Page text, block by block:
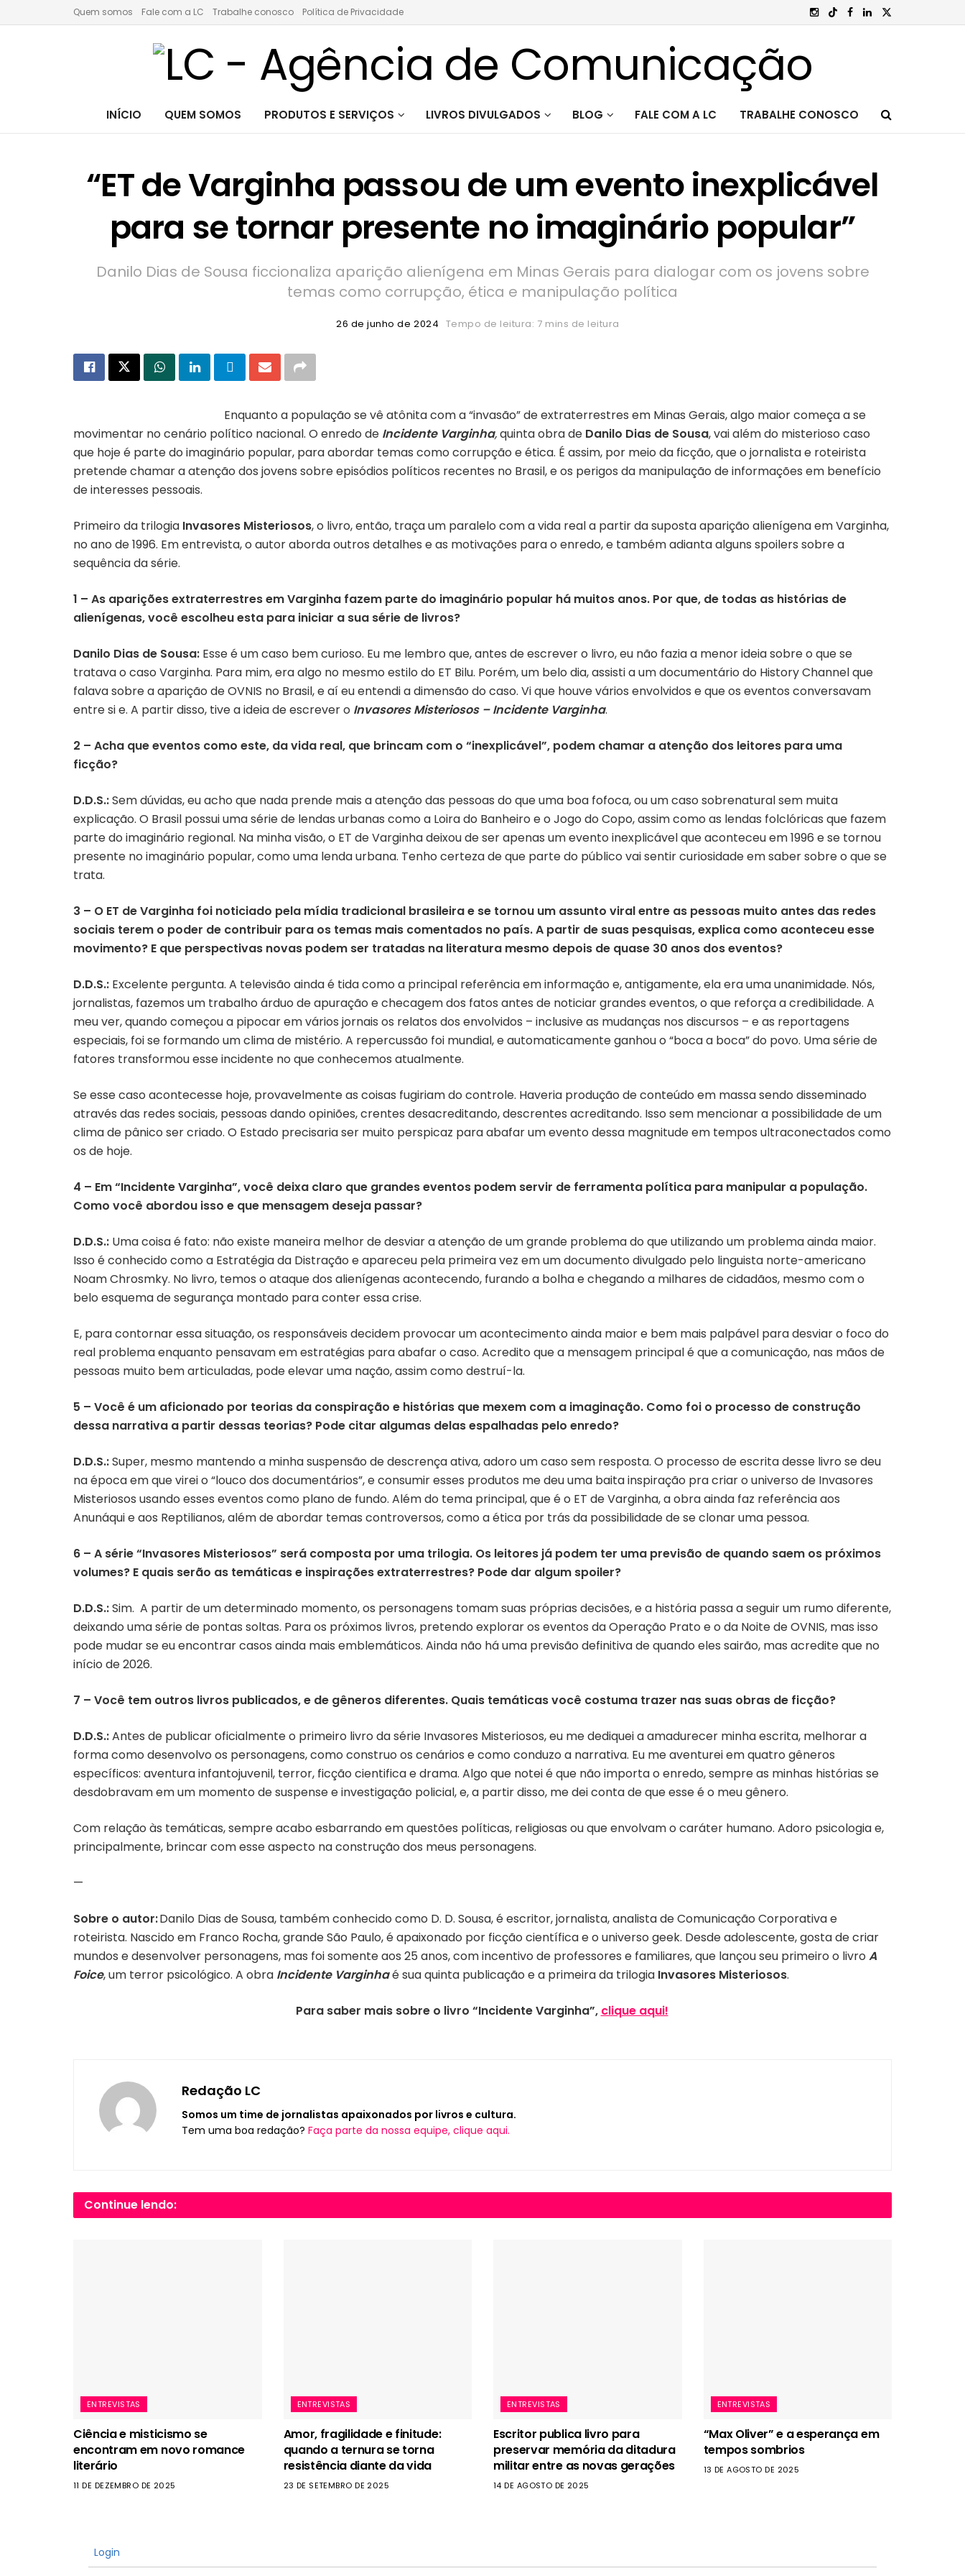
Quem somos Fale com a LC Trabalhe conosco Política de Privacidade
INÍCIO QUEM SOMOS PRODUTOS E SERVIÇOS LIVROS DIVULGADOS BLOG FALE COM A LC TRABALHE CONOSCO
“ET de Varginha passou de um evento inexplicável
para se tornar presente no imaginário popular”
Danilo Dias de Sousa ficcionaliza aparição alienígena em Minas Gerais para dialogar com os jovens sobre
temas como corrupção, ética e manipulação política
26 de junho de 2024 Tempo de leitura: 7 mins de leitura
Enquanto a população se vê atônita com a “invasão” de extraterrestres em Minas Gerais, algo maior começa a se
movimentar no cenário político nacional. O enredo de Incidente Varginha,quinta obra de Danilo Dias de Sousa, vai além do misterioso caso
que hoje é parte do imaginário popular, para abordar temas como corrupção e ética. É assim, por meio da ficção, que o jornalista e roteirista
pretende chamar a atenção dos jovens sobre episódios políticos recentes no Brasil, e os perigos da manipulação de informações em benefício
de interesses pessoais.
Primeiro da trilogia Invasores Misteriosos, o livro, então, traça um paralelo com a vida real a partir da suposta aparição alienígena em Varginha,
no ano de 1996. Em entrevista, o autor aborda outros detalhes e as motivações para o enredo, e também adianta alguns spoilers sobre a
sequência da série.
1 – As aparições extraterrestres em Varginha fazem parte do imaginário popular há muitos anos. Por que, de todas as histórias de
alienígenas, você escolheu esta para iniciar a sua série de livros?
Danilo Dias de Sousa: Esse é um caso bem curioso. Eu me lembro que, antes de escrever o livro, eu não fazia a menor ideia sobre o que se
tratava o caso Varginha. Para mim, era algo no mesmo estilo do ET Bilu. Porém, um belo dia, assisti a um documentário do History Channel que
falava sobre a aparição de OVNIS no Brasil, e aí eu entendi a dimensão do caso. Vi que houve vários envolvidos e que os eventos conversavam
entre si e. A partir disso, tive a ideia de escrever o Invasores Misteriosos – Incidente Varginha.
2 – Acha que eventos como este, da vida real, que brincam com o “inexplicável”, podem chamar a atenção dos leitores para uma
ficção?
D.D.S.:Sem dúvidas, eu acho que nada prende mais a atenção das pessoas do que uma boa fofoca, ou um caso sobrenatural sem muita
explicação. O Brasil possui uma série de lendas urbanas como a Loira do Banheiro e o Jogo do Copo, assim como as lendas folclóricas que fazem
parte do imaginário regional. Na minha visão, o ET de Varginha deixou de ser apenas um evento inexplicável que aconteceu em 1996 e se tornou
presente no imaginário popular, como uma lenda urbana. Tenho certeza de que parte do público vai sentir curiosidade em saber sobre o que se
trata.
3 – O ET de Varginha foi noticiado pela mídia tradicional brasileira e se tornou um assunto viral entre as pessoas muito antes das redes
sociais terem o poder de contribuir para os temas mais comentados no país. A partir de suas pesquisas, explica como aconteceu esse
movimento? E que perspectivas novas podem ser tratadas na literatura mesmo depois de quase 30 anos dos eventos?
D.D.S.: Excelente pergunta. A televisão ainda é tida como a principal referência em informação e, antigamente, ela era uma unanimidade. Nós,
jornalistas, fazemos um trabalho árduo de apuração e checagem dos fatos antes de noticiar grandes eventos, o que reforça a credibilidade. A
meu ver, quando começou a pipocar em vários jornais os relatos dos envolvidos – inclusive as mudanças nos discursos – e as reportagens
especiais, foi se formando um clima de mistério. A repercussão foi mundial, e automaticamente ganhou o “boca a boca” do povo. Uma série de
fatores transformou esse incidente no que conhecemos atualmente.
Se esse caso acontecesse hoje, provavelmente as coisas fugiriam do controle. Haveria produção de conteúdo em massa sendo disseminado
através das redes sociais, pessoas dando opiniões, crentes desacreditando, descrentes acreditando. Isso sem mencionar a possibilidade de um
clima de pânico ser criado. O Estado precisaria ser muito perspicaz para abafar um evento dessa magnitude em tempos ultraconectados como
os de hoje.
4 – Em “Incidente Varginha”, você deixa claro que grandes eventos podem servir de ferramenta política para manipular a população.
Como você abordou isso e que mensagem deseja passar?
D.D.S.: Uma coisa é fato: não existe maneira melhor de desviar a atenção de um grande problema do que utilizando um problema ainda maior.
Isso é conhecido como a Estratégia da Distração e apareceu pela primeira vez em um documento divulgado pelo linguista norte-americano
Noam Chrosmky. No livro, temos o ataque dos alienígenas acontecendo, furando a bolha e chegando a milhares de cidadãos, mesmo com o
belo esquema de segurança montado para conter essa crise.
E, para contornar essa situação, os responsáveis decidem provocar um acontecimento ainda maior e bem mais palpável para desviar o foco do
real problema enquanto pensavam em estratégias para abafar o caso. Acredito que a mensagem principal é que a comunicação, nas mãos de
pessoas muito bem articuladas, pode elevar uma nação, assim como destruí-la.
5 – Você é um aficionado por teorias da conspiração e histórias que mexem com a imaginação. Como foi o processo de construção
dessa narrativa a partir dessas teorias? Pode citar algumas delas espalhadas pelo enredo?
D.D.S.:Super, mesmo mantendo a minha suspensão de descrença ativa, adoro um caso sem resposta. O processo de escrita desse livro se deu
na época em que virei o “louco dos documentários”, e consumir esses produtos me deu uma baita inspiração pra criar o universo de Invasores
Misteriosos usando esses eventos como plano de fundo. Além do tema principal, que é o ET de Varginha, a obra ainda faz referência aos
Anunáqui e aos Reptilianos, além de abordar temas controversos, como a ética por trás da possibilidade de se clonar uma pessoa.
6 – A série “Invasores Misteriosos” será composta por uma trilogia. Os leitores já podem ter uma previsão de quando saem os próximos
volumes? E quais serão as temáticas e inspirações extraterrestres? Pode dar algum spoiler?
D.D.S.:Sim. A partir de um determinado momento, os personagens tomam suas próprias decisões, e a história passa a seguir um rumo diferente,
deixando uma série de pontas soltas. Para os próximos livros, pretendo explorar os eventos da Operação Prato e o da Noite de OVNIS, mas isso
pode mudar se eu encontrar casos ainda mais emblemáticos. Ainda não há uma previsão definitiva de quando eles sairão, mas acredite que no
início de 2026.
7 – Você tem outros livros publicados, e de gêneros diferentes. Quais temáticas você costuma trazer nas suas obras de ficção?
D.D.S.:Antes de publicar oficialmente o primeiro livro da série Invasores Misteriosos, eu me dediquei a amadurecer minha escrita, melhorar a
forma como desenvolvo os personagens, como construo os cenários e como conduzo a narrativa. Eu me aventurei em quatro gêneros
específicos: aventura infantojuvenil, terror, ficção cientifica e drama. Algo que notei é que não importa o enredo, sempre as minhas histórias se
desdobravam em um momento de suspense e investigação policial, e, a partir disso, me dei conta de que esse é o meu gênero.
Com relação às temáticas, sempre acabo esbarrando em questões políticas, religiosas ou que envolvam o caráter humano. Adoro psicologia e,
principalmente, brincar com esse aspecto na construção dos meus personagens.
—
Sobre o autor:Danilo Dias de Sousa, também conhecido como D. D. Sousa, é escritor, jornalista, analista de Comunicação Corporativa e
roteirista. Nascido em Franco Rocha, grande São Paulo, é apaixonado por ficção científica e o universo geek. Desde adolescente, gosta de criar
mundos e desenvolver personagens, mas foi somente aos 25 anos, com incentivo de professores e familiares, que lançou seu primeiro o livro A
Foice, um terror psicológico. A obra Incidente Varginhaé sua quinta publicação e a primeira da trilogia Invasores Misteriosos.
Para saber mais sobre o livro “Incidente Varginha”, clique aqui!
Redação LC
Somos um time de jornalistas apaixonados por livros e cultura.
Tem uma boa redação? Faça parte da nossa equipe, clique aqui.
Continue lendo:
ENTREVISTAS
Ciência e misticismo se
encontram em novo romance
literário
11 DE DEZEMBRO DE 2025
ENTREVISTAS
Amor, fragilidade e finitude:
quando a ternura se torna
resistência diante da vida
23 DE SETEMBRO DE 2025
ENTREVISTAS
Escritor publica livro para
preservar memória da ditadura
militar entre as novas gerações
14 DE AGOSTO DE 2025
ENTREVISTAS
“Max Oliver” e a esperança em
tempos sombrios
13 DE AGOSTO DE 2025
Login